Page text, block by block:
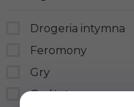
Drogeria intymna
Feromony
Gry
Gadżety